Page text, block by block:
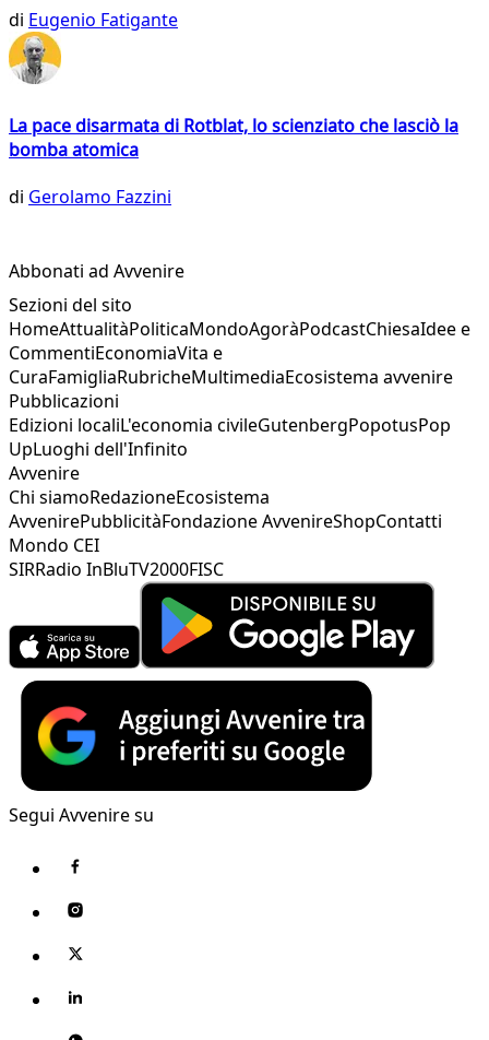
di Eugenio Fatigante
La pace disarmata di Rotblat, lo scienziato che lasciò la
bomba atomica
di Gerolamo Fazzini
Abbonati ad Avvenire
Sezioni del sito
HomeAttualitàPoliticaMondoAgoràPodcastChiesaIdee e
CommentiEconomiaVita e
CuraFamigliaRubricheMultimediaEcosistema avvenire
Pubblicazioni
Edizioni localiL'economia civileGutenbergPopotusPop
UpLuoghi dell'Infinito
Avvenire
Chi siamoRedazioneEcosistema
AvvenirePubblicitàFondazione AvvenireShopContatti
Mondo CEI
SIRRadio InBluTV2000FISC
Segui Avvenire su